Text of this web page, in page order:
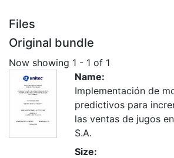
Files
Original bundle
Now showing 1 - 1 of 1
Name:
Implementación de
predictivos para
las ventas de jugos
S.A.
Size: